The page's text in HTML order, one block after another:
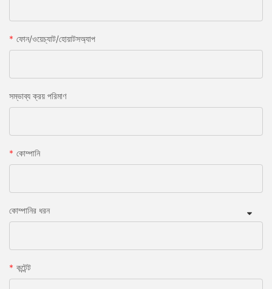
ফোন/ওয়েচ্যাট/হোয়াটসঅ্যাপ
সম্ভাব্য ক্রয় পরিমাণ
কোম্পানি
কোম্পানির ধরন
কন্টেন্ট